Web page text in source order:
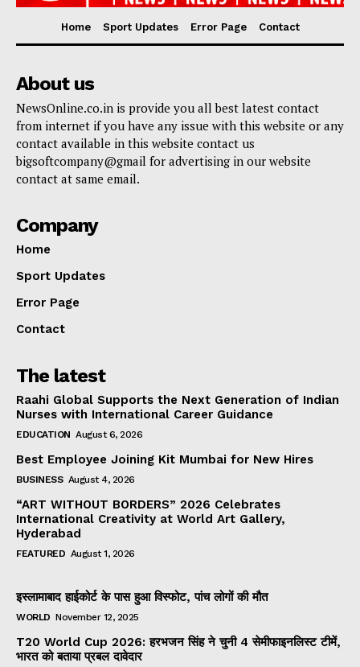
Home Sport Updates Error Page Contact
About us
NewsOnline.co.in is provide you all best latest contact
from internet if you have any issue with this website or any
contact available in this website contact us
bigsoftcompany@gmail for advertising in our website
contact at same email.
Company
Home
Sport Updates
Error Page
Contact
The latest
Raahi Global Supports the Next Generation of Indian
Nurses with International Career Guidance
EDUCATION August 6, 2026
Best Employee Joining Kit Mumbai for New Hires
BUSINESS August 4, 2026
“ART WITHOUT BORDERS” 2026 Celebrates
International Creativity at World Art Gallery,
Hyderabad
FEATURED August 1, 2026
इस्लामाबाद हाईकोर्ट के पास हुआ विस्फोट, पांच लोगों की मौत
WORLD November 12, 2025
T20 World Cup 2026: हरभजन सिंह ने चुनी 4 सेमीफाइनलिस्ट टीमें,
भारत को बताया प्रबल दावेदार